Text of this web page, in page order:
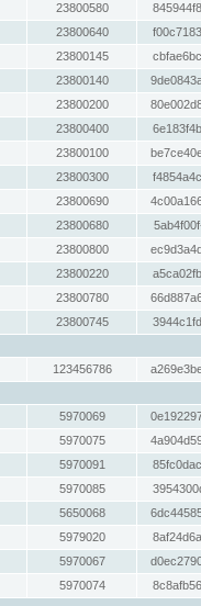
23800580
23800640
23800145
23800140
23800200
23800400
23800100
23800300
23800690
23800680
23800800
23800220
23800780
23800745
123456786
5970069
5970075
5970091
5970085
5650068
5979020
5970067
5970074